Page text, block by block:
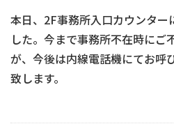
本日、2F事務所入口カウンター
した。今まで事務所不在時にご
が、今後は内線電話機にてお呼
致します。